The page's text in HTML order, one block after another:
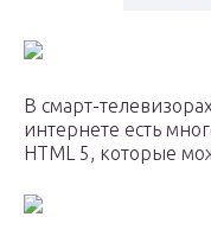
В смарт-
интернете есть
HTML 5, которые